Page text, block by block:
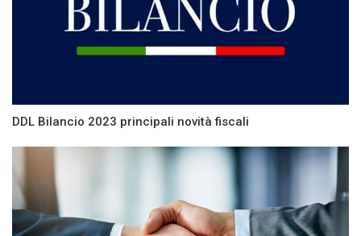
DDL Bilancio 2023 principali novità fiscali